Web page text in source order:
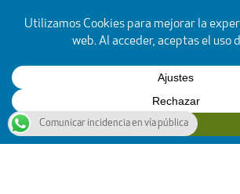
Comunicar incidencia en vía pública